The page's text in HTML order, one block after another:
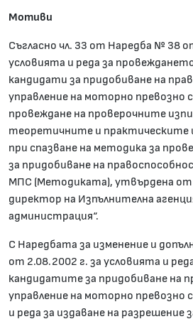
Мотиви
Съгласно чл. 33 от Наредба № 38
условията и реда за
кандидати за придобиване на
управление на моторно превозно
провеждане на проверочните
теоретичните и практическите
при спазване на методика за
за придобиване на
МПС (Методиката), утвърдена от
директор на Изпълнителна
администрация“.
С Наредбата за изменение и
от 2.08.2002 г. за условията и
кандидатите за придобиване на
управление на моторно превозно
и реда за издаване на разрешение